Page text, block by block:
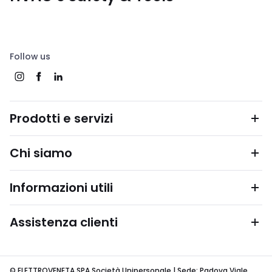
Follow us
Prodotti e servizi
Chi siamo
Informazioni utili
Assistenza clienti